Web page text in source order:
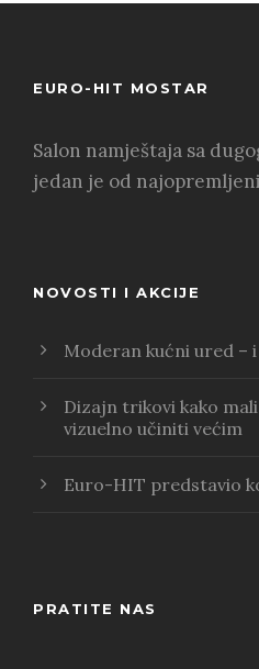
EURO-HIT MOSTAR
Salon namještaja sa
jedan je od
NOVOSTI I AKCIJE
Moderan kućni ured –
Dizajn trikovi kako
vizuelno učiniti većim
Euro-HIT predstavio
PRATITE NAS